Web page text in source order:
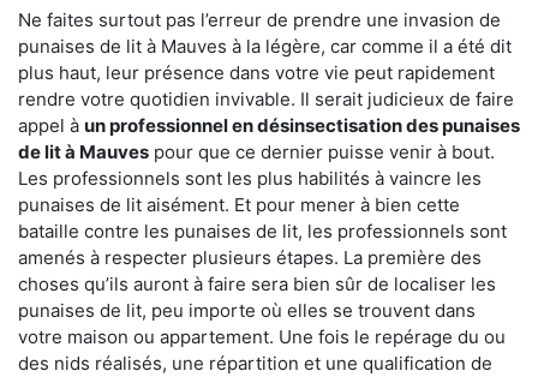
Ne faites surtout pas l’erreur de prendre une invasion de
punaises de lit à Mauves à la légère, car comme il a été dit
plus haut, leur présence dans votre vie peut rapidement
rendre votre quotidien invivable. Il serait judicieux de faire
appel à un professionnel en désinsectisation des punaises
de lit à Mauves pour que ce dernier puisse venir à bout.
Les professionnels sont les plus habilités à vaincre les
punaises de lit aisément. Et pour mener à bien cette
bataille contre les punaises de lit, les professionnels sont
amenés à respecter plusieurs étapes. La première des
choses qu’ils auront à faire sera bien sûr de localiser les
punaises de lit, peu importe où elles se trouvent dans
votre maison ou appartement. Une fois le repérage du ou
des nids réalisés, une répartition et une qualification de